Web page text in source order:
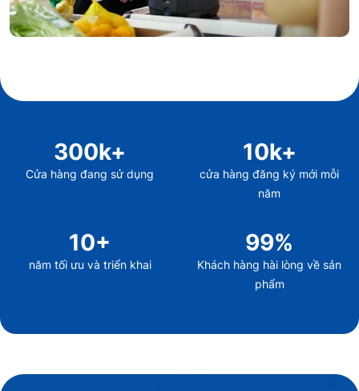
300k+
Cửa hàng đang sử dụng
10k+
cửa hàng đăng ký mới mỗi
năm
10+
năm tối ưu và triển khai
99%
Khách hàng hài lòng về sản
phẩm